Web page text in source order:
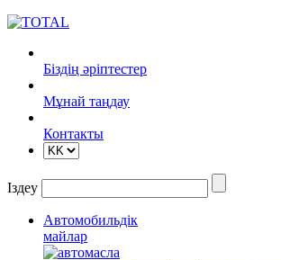
Біздің әріптестер
Mұнай таңдау
Контакты
Іздеу
Автомобильдік
майлар